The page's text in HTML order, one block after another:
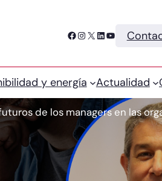
Facebook Instagram X LinkedIn YouTube
y energía Actualidad
de los managers en las